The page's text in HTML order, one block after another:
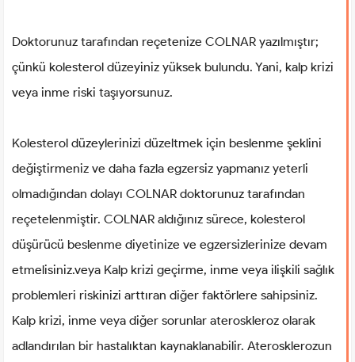
Doktorunuz tarafından reçetenize COLNAR yazılmıştır;
çünkü kolesterol düzeyiniz yüksek bulundu. Yani, kalp krizi
veya inme riski taşıyorsunuz.
Kolesterol düzeylerinizi düzeltmek için beslenme şeklini
değiştirmeniz ve daha fazla egzersiz yapmanız yeterli
olmadığından dolayı COLNAR doktorunuz tarafından
reçetelenmiştir. COLNAR aldığınız sürece, kolesterol
düşürücü beslenme diyetinize ve egzersizlerinize devam
etmelisiniz.veya Kalp krizi geçirme, inme veya ilişkili sağlık
problemleri riskinizi arttıran diğer faktörlere sahipsiniz.
Kalp krizi, inme veya diğer sorunlar ateroskleroz olarak
adlandırılan bir hastalıktan kaynaklanabilir. Aterosklerozun